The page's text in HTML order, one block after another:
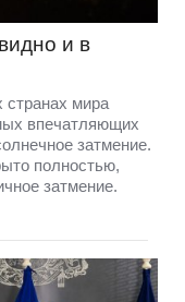
и в
странах мира
впечатляющих
затмение.
полностью,
затмение.